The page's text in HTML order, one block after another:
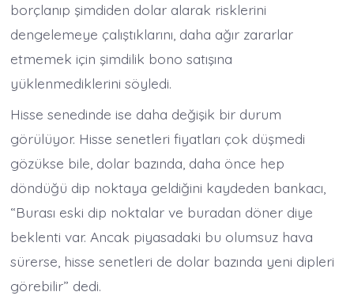
borçlanıp şimdiden dolar alarak risklerini
dengelemeye çalıştıklarını, daha ağır zararlar
etmemek için şimdilik bono satışına
yüklenmediklerini söyledi.
Hisse senedinde ise daha değişik bir durum
görülüyor. Hisse senetleri fiyatları çok düşmedi
gözükse bile, dolar bazında, daha önce hep
döndüğü dip noktaya geldiğini kaydeden bankacı,
“Burası eski dip noktalar ve buradan döner diye
beklenti var. Ancak piyasadaki bu olumsuz hava
sürerse, hisse senetleri de dolar bazında yeni dipleri
görebilir” dedi.